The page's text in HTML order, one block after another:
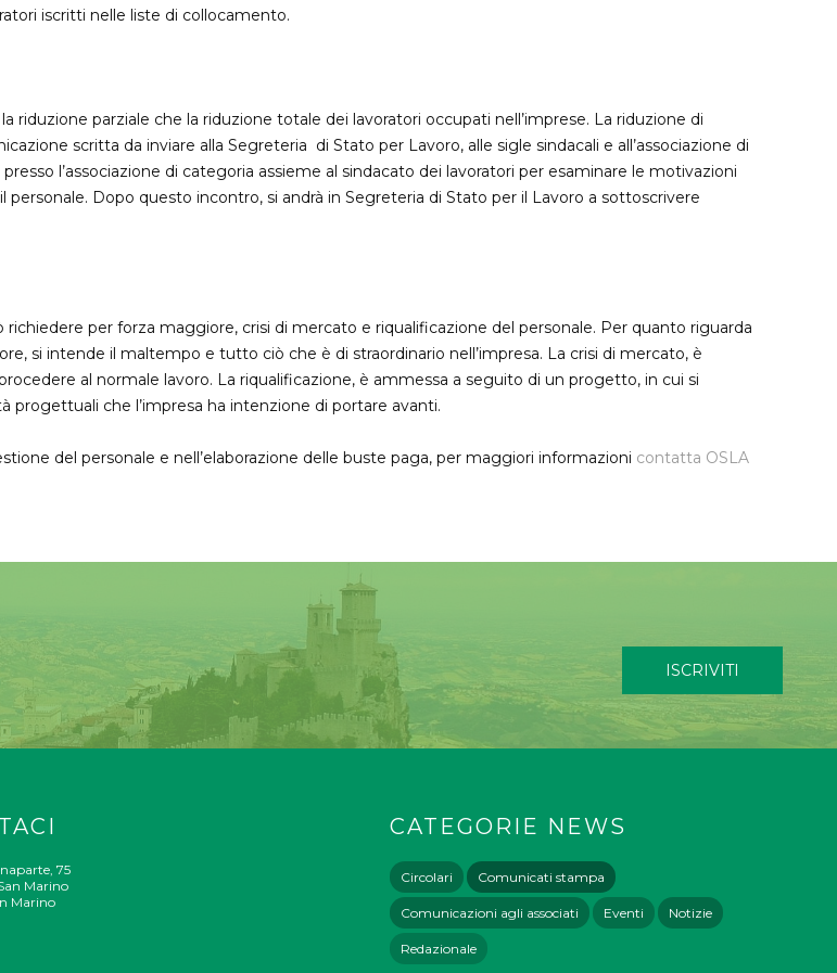
iscritti nelle liste di collocamento.
riduzione parziale che la riduzione totale dei lavoratori occupati nell’imprese. La riduzione di
scritta da inviare alla Segreteria di Stato per Lavoro, alle sigle sindacali e all’associazione di
l’associazione di categoria assieme al sindacato dei lavoratori per esaminare le motivazioni
personale. Dopo questo incontro, si andrà in Segreteria di Stato per il Lavoro a sottoscrivere
richiedere per forza maggiore, crisi di mercato e riqualificazione del personale. Per quanto riguarda
si intende il maltempo e tutto ciò che è di straordinario nell’impresa. La crisi di mercato, è
al normale lavoro. La riqualificazione, è ammessa a seguito di un progetto, in cui si
progettuali che l’impresa ha intenzione di portare avanti.
del personale e nell’elaborazione delle buste paga, per maggiori informazioni contatta OSLA
ISCRIVITI
75
Marino
Marino
CATEGORIE NEWS
Circolari Comunicati stampa
Comunicazioni agli associati Eventi Notizie
Redazionale